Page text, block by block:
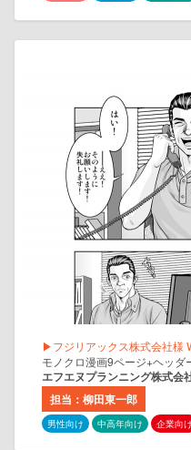
▶フジリアックス株式会社様
モノクロ漫画9ページ+ヘッ
エフエヌプランニング株式会
担当：柳田東一郎
男性向け 中高年向け 企業向け